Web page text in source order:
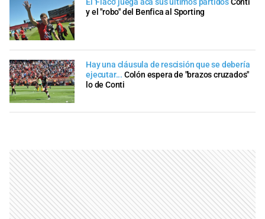
El 'Flaco' juega acá sus últimos partidosConti
y el "robo" del Benfica al Sporting
Hay una cláusula de rescisión que se debería
ejecutar... Colón espera de "brazos cruzados"
lo de Conti